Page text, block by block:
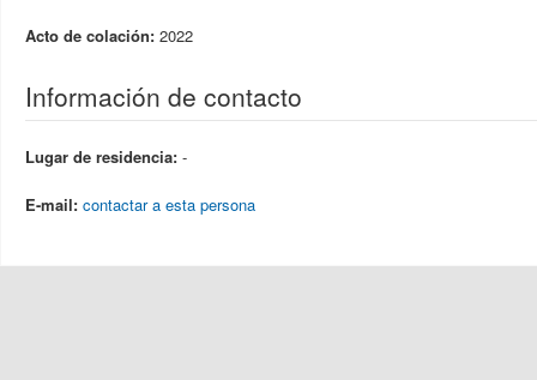
Acto de colación: 2022
Información de contacto
Lugar de residencia: -
E-mail: contactar a esta persona